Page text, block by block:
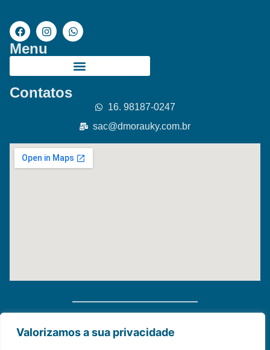
Valorizamos a sua privacidade
Menu
Contatos
16. 98187-0247
sac@dmorauky.com.br
Distribuidora Morauky 2025. Todos Os Direitos